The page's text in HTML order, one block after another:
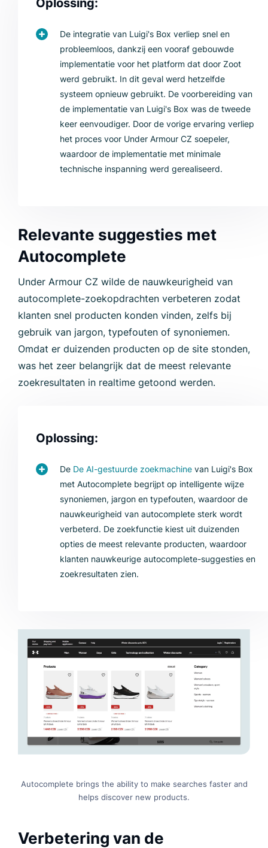
Oplossing:
De integratie van Luigi's Box verliep snel en
probleemloos, dankzij een vooraf gebouwde
implementatie voor het platform dat door Zoot
werd gebruikt. In dit geval werd hetzelfde
systeem opnieuw gebruikt. De voorbereiding van
de implementatie van Luigi's Box was de tweede
keer eenvoudiger. Door de vorige ervaring verliep
het proces voor Under Armour CZ soepeler,
waardoor de implementatie met minimale
technische inspanning werd gerealiseerd.
Relevante suggesties met
Autocomplete
Under Armour CZ wilde de nauwkeurigheid van
autocomplete-zoekopdrachten verbeteren zodat
klanten snel producten konden vinden, zelfs bij
gebruik van jargon, typefouten of synoniemen.
Omdat er duizenden producten op de site stonden,
was het zeer belangrijk dat de meest relevante
zoekresultaten in realtime getoond werden.
Oplossing:
De De AI-gestuurde zoekmachine van Luigi's Box
met Autocomplete begrijpt op intelligente wijze
synoniemen, jargon en typefouten, waardoor de
nauwkeurigheid van autocomplete sterk wordt
verbeterd. De zoekfunctie kiest uit duizenden
opties de meest relevante producten, waardoor
klanten nauwkeurige autocomplete-suggesties en
zoekresultaten zien.
Autocomplete brings the ability to make searches faster and
helps discover new products.
Verbetering van de